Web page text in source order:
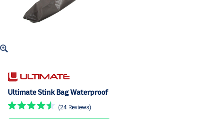
Ultimate Stink Bag Waterproof
(24 Reviews)